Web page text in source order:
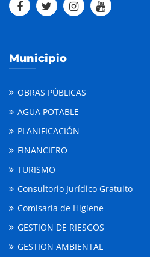
Municipio
OBRAS PÚBLICAS
AGUA POTABLE
PLANIFICACIÓN
FINANCIERO
TURISMO
Consultorio Jurídico Gratuito
Comisaria de Higiene
GESTION DE RIESGOS
GESTION AMBIENTAL